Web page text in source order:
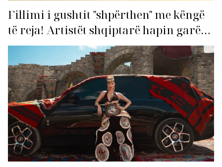
Fillimi i gushtit "shpërthen" me këngë
të reja! Artistët shqiptarë hapin garën
për hitin e verës!